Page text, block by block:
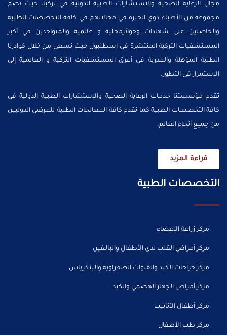
مجال الرعاية الصحية والاستشارات الطبية الدولية في تركيا، حيث تضم
مجموعة من الأطباء ذوي الخبرة في مجالاتهم في كافة التخصصات الطبية
والحاصلين على شهادات وجوائزمحلية و عالمية والمتواجدين في أكبر
المستشفيات التركية المنتشرة في اسطنبول حيث نسعى من خلال كوادرنا
الطبية المؤهلة والمدربة في أعرق المستشفيات التركية و العالمية إلى
الاستمرار في التطور.
تقدم مؤسستنا خدمات الرعاية الصحية والاستشارات الطبية الدولية في
كافة التخصصات الطبية كما نقدم كافة المعالجات الطبية للمرضى الدوليين
من جميع أنحاء العالم.
قراءة المزيد
التخصصات الطبية
مركز زراعة الاعضاء
مركز أمراض القلب لدى الأطفال والبالغين
مركز جراحات الكبد والقنوات الصفراوية والبنكرياس
مركز أمراض الجهاز الهضمي والكبد
مركز أطفال الأنابيب
مركز طب الأطفال